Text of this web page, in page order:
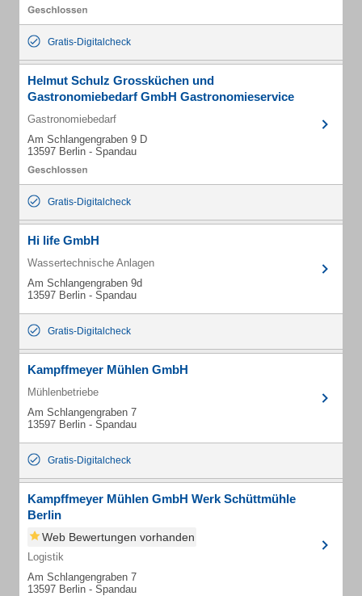
Gratis-Digitalcheck
Helmut Schulz Grossküchen und
Gastronomiebedarf GmbH Gastronomieservice
Gastronomiebedarf
Am Schlangengraben 9 D
13597 Berlin - Spandau
Gratis-Digitalcheck
Hi life GmbH
Wassertechnische Anlagen
Am Schlangengraben 9d
13597 Berlin - Spandau
Gratis-Digitalcheck
Kampffmeyer Mühlen GmbH
Mühlenbetriebe
Am Schlangengraben 7
13597 Berlin - Spandau
Gratis-Digitalcheck
Kampffmeyer Mühlen GmbH Werk Schüttmühle
Berlin
Web Bewertungen vorhanden
Logistik
Am Schlangengraben 7
13597 Berlin - Spandau